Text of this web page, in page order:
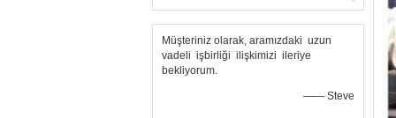
Müşteriniz olarak, aramızdaki uzun
vadeli işbirliği ilişkimizi ileriye
bekliyorum.
—— Steve